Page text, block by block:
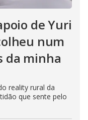
de Yuri
num
da minha
reality rural da
que sente pelo